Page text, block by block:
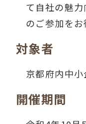
て自社の魅力
のご参加をお
対象者
京都府内中
開催期間